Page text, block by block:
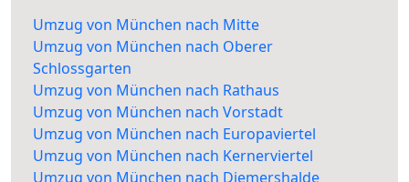
Umzug von München nach Mitte
Umzug von München nach Oberer
Schlossgarten
Umzug von München nach Rathaus
Umzug von München nach Vorstadt
Umzug von München nach Europaviertel
Umzug von München nach Kernerviertel
Umzug von München nach Diemershalde